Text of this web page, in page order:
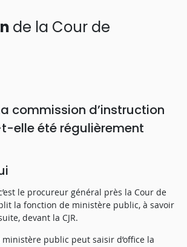
de la Cour de
commission d’instruction
elle été régulièrement
le procureur général près la Cour de
la fonction de ministère public, à savoir
devant la CJR.
ministère public peut saisir d’office la